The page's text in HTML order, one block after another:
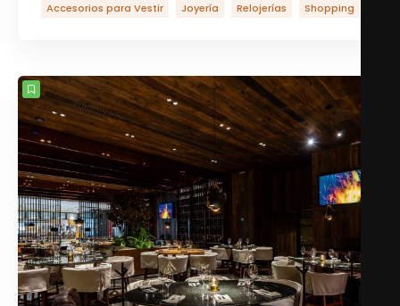
Accesorios para Vestir Joyería Relojerías Shopping